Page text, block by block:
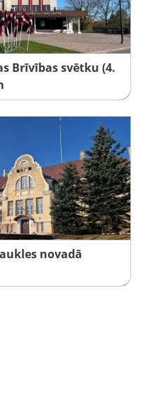
Brīvības svētku (4.
novadā